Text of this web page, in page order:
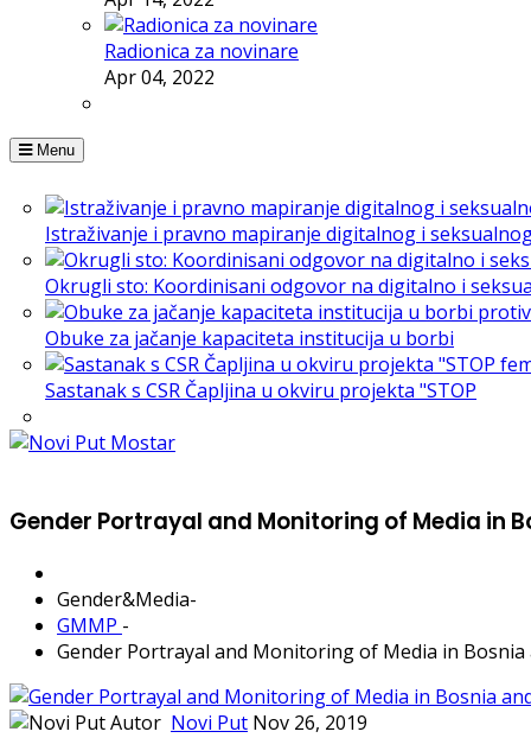
Radionica za novinare
Apr 04, 2022
Istraživanje i pravno mapiranje digitalnog i
Okrugli sto: Koordinisani odgovor na digitalno i
Obuke za jačanje kapaciteta institucija u borbi
Sastanak s CSR Čapljina u okviru projekta "STOP
Menu
Gender Portrayal and Monitoring of Media in
Gender&Media-
GMMP -
Gender Portrayal and Monitoring of Media in Bosnia
Autor Novi Put Nov 26, 2019